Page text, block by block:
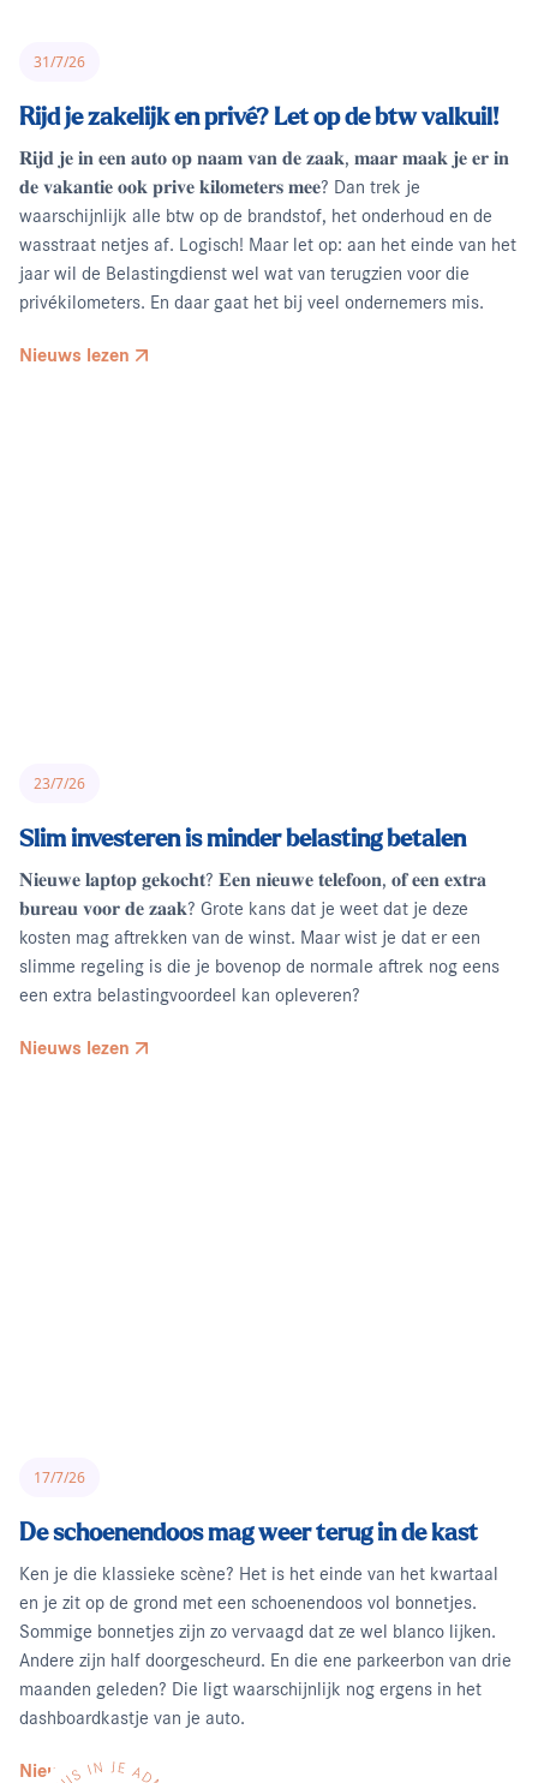
31/7/26
Rijd je zakelijk en privé? Let op de btw valkuil!
𝐑𝐢𝐣𝐝 𝐣𝐞 𝐢𝐧 𝐞𝐞𝐧 𝐚𝐮𝐭𝐨 𝐨𝐩 𝐧𝐚𝐚𝐦 𝐯𝐚𝐧 𝐝𝐞 𝐳𝐚𝐚𝐤, 𝐦𝐚𝐚𝐫 𝐦𝐚𝐚𝐤 𝐣𝐞 𝐞𝐫 𝐢𝐧
𝐝𝐞 𝐯𝐚𝐤𝐚𝐧𝐭𝐢𝐞 𝐨𝐨𝐤 𝐩𝐫𝐢𝐯𝐞 𝐤𝐢𝐥𝐨𝐦𝐞𝐭𝐞𝐫𝐬 𝐦𝐞𝐞? Dan trek je
waarschijnlijk alle btw op de brandstof, het onderhoud en de
wasstraat netjes af. Logisch! Maar let op: aan het einde van het
jaar wil de Belastingdienst wel wat van terugzien voor die
privékilometers. En daar gaat het bij veel ondernemers mis.
Nieuws lezen
23/7/26
Slim investeren is minder belasting betalen
𝐍𝐢𝐞𝐮𝐰𝐞 𝐥𝐚𝐩𝐭𝐨𝐩 𝐠𝐞𝐤𝐨𝐜𝐡𝐭? 𝐄𝐞𝐧 𝐧𝐢𝐞𝐮𝐰𝐞 𝐭𝐞𝐥𝐞𝐟𝐨𝐨𝐧, 𝐨𝐟 𝐞𝐞𝐧 𝐞𝐱𝐭𝐫𝐚
𝐛𝐮𝐫𝐞𝐚𝐮 𝐯𝐨𝐨𝐫 𝐝𝐞 𝐳𝐚𝐚𝐤? Grote kans dat je weet dat je deze
kosten mag aftrekken van de winst. Maar wist je dat er een
slimme regeling is die je bovenop de normale aftrek nog eens
een extra belastingvoordeel kan opleveren?
Nieuws lezen
17/7/26
De schoenendoos mag weer terug in de kast
Ken je die klassieke scène? Het is het einde van het kwartaal
en je zit op de grond met een schoenendoos vol bonnetjes.
Sommige bonnetjes zijn zo vervaagd dat ze wel blanco lijken.
Andere zijn half doorgescheurd. En die ene parkeerbon van drie
maanden geleden? Die ligt waarschijnlijk nog ergens in het
dashboardkastje van je auto.
Nieuws lezen